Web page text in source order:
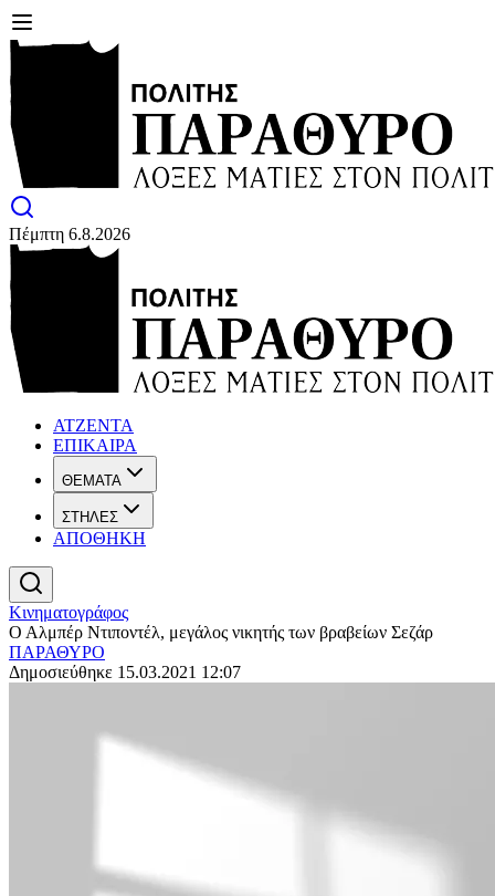
Πέμπτη 6.8.2026
ΑΤΖΕΝΤΑ
ΕΠΙΚΑΙΡΑ
ΘΕΜΑΤΑ
ΣΤΗΛΕΣ
ΑΠΟΘΗΚΗ
Κινηματογράφος
Ο Αλμπέρ Ντιποντέλ, μεγάλος νικητής των βραβείων Σεζάρ
ΠΑΡΑΘΥΡΟ
Δημοσιεύθηκε 15.03.2021 12:07